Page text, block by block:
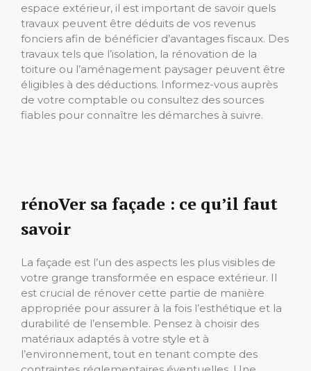
espace extérieur, il est important de savoir quels
travaux peuvent être déduits de vos revenus
fonciers afin de bénéficier d’avantages fiscaux. Des
travaux tels que l’isolation, la rénovation de la
toiture ou l’aménagement paysager peuvent être
éligibles à des déductions. Informez-vous auprès
de votre comptable ou consultez des sources
fiables pour connaître les démarches à suivre.
rénoVer sa façade : ce qu’il faut
savoir
La façade est l’un des aspects les plus visibles de
votre grange transformée en espace extérieur. Il
est crucial de rénover cette partie de manière
appropriée pour assurer à la fois l’esthétique et la
durabilité de l’ensemble. Pensez à choisir des
matériaux adaptés à votre style et à
l’environnement, tout en tenant compte des